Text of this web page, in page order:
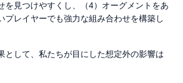
を見つけやすくし、（4）オーグメントをあ
プレイヤーでも強力な組み合わせを構築し
として、私たちが目にした想定外の影響は